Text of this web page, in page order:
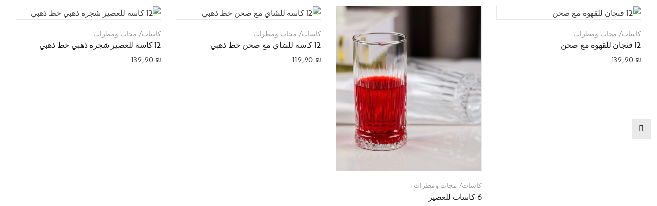
كاسات/ مجات ومطرات
12 فنجان للقهوة مع صحن
139٫90 ₪
كاسات/ مجات ومطرات
6 كاسات للعصير
كاسات/ مجات ومطرات
12 كاسه للشاي مع صحن خط ذهبي
119٫90 ₪
كاسات/ مجات ومطرات
12 كاسة للعصير شجره ذهبي خط ذهبي
139٫90 ₪